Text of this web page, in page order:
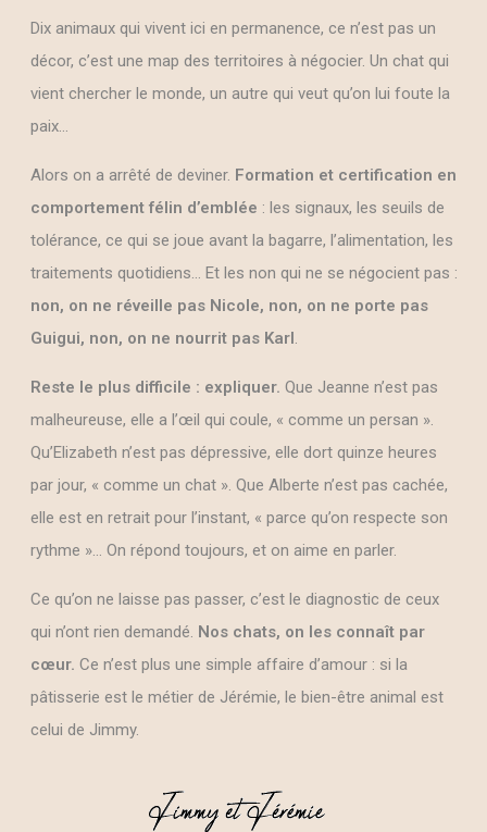
Dix animaux qui vivent ici en permanence, ce n’est pas un
décor, c’est une map des territoires à négocier. Un chat qui
vient chercher le monde, un autre qui veut qu’on lui foute la
paix…
Alors on a arrêté de deviner. Formation et certification en
comportement félin d’emblée : les signaux, les seuils de
tolérance, ce qui se joue avant la bagarre, l’alimentation, les
traitements quotidiens… Et les non qui ne se négocient pas :
non, on ne réveille pas Nicole, non, on ne porte pas
Guigui, non, on ne nourrit pas Karl.
Reste le plus difficile : expliquer. Que Jeanne n’est pas
malheureuse, elle a l’œil qui coule, « comme un persan ».
Qu’Elizabeth n’est pas dépressive, elle dort quinze heures
par jour, « comme un chat ». Que Alberte n’est pas cachée,
elle est en retrait pour l’instant, « parce qu’on respecte son
rythme »… On répond toujours, et on aime en parler.
Ce qu’on ne laisse pas passer, c’est le diagnostic de ceux
qui n’ont rien demandé. Nos chats, on les connaît par
cœur. Ce n’est plus une simple affaire d’amour : si la
pâtisserie est le métier de Jérémie, le bien-être animal est
celui de Jimmy.